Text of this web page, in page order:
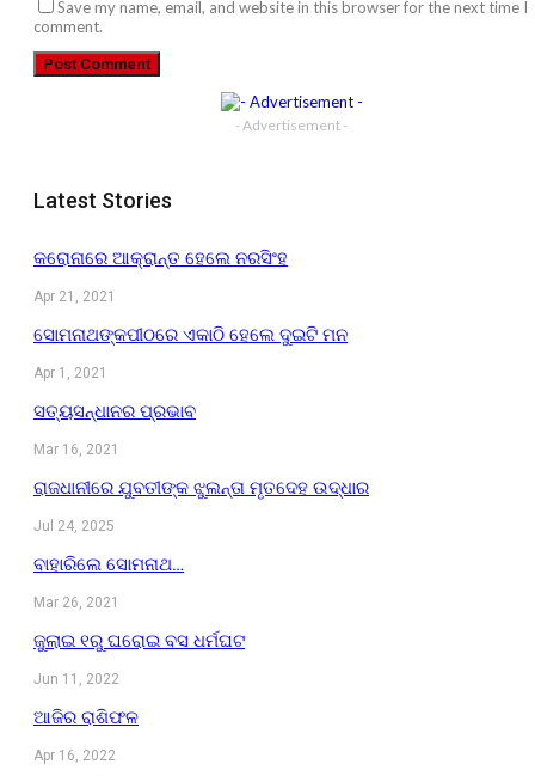
Save my name, email, and website in this browser for the next time I
comment.
- Advertisement -
Latest Stories
କରୋନାରେ ଆକ୍ରାନ୍ତ ହେଲେ ନରସିଂହ
Apr 21, 2021
ସୋମନାଥଙ୍କପୀଠରେ ଏକାଠି ହେଲେ ଦୁଇଟି ମନ
Apr 1, 2021
ସତ୍ୟସନ୍ଧାନର ପ୍ରଭାବ
Mar 16, 2021
ରାଜଧାନୀରେ ଯୁବତୀଙ୍କ ଝୁଲନ୍ତା ମୃତଦେହ ଉଦ୍ଧାର
Jul 24, 2025
ବାହାରିଲେ ସୋମନାଥ…
Mar 26, 2021
ଜୁଲାଇ ୧ରୁ ଘରୋଇ ବସ ଧର୍ମଘଟ
Jun 11, 2022
ଆଜିର ରାଶିଫଳ
Apr 16, 2022